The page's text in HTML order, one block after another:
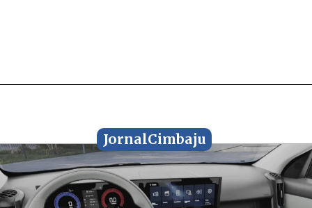
JornalCimbaju
JornalCimbaju